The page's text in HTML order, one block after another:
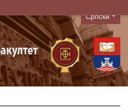
Language
Српски